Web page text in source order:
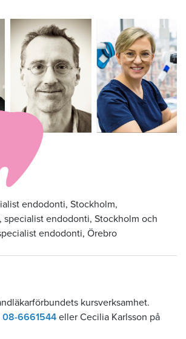
endodonti, Stockholm,
specialist endodonti, Stockholm och
endodonti, Örebro
kursverksamhet.
08-6661544 eller Cecilia Karlsson på